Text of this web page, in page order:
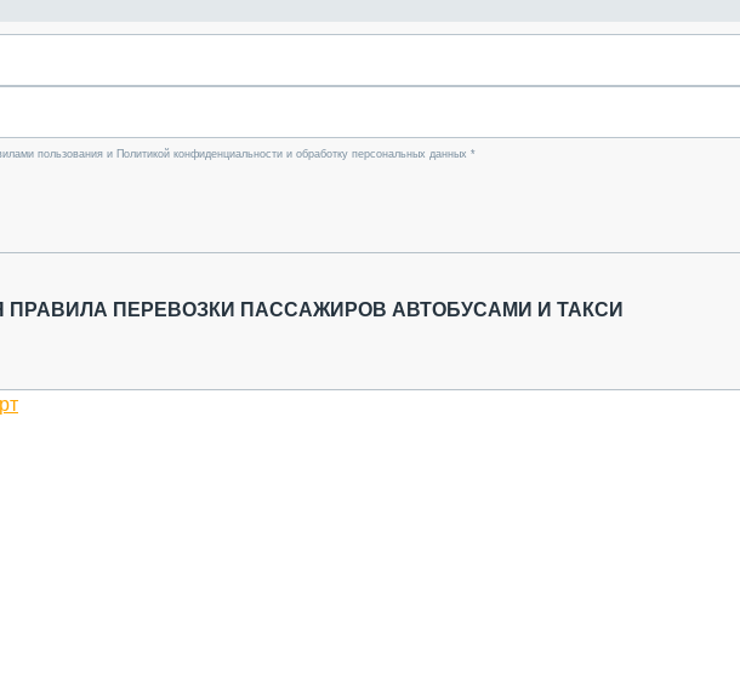
пользования и Политикой конфиденциальности и обработку персональных данных *
ПРАВИЛА ПЕРЕВОЗКИ ПАССАЖИРОВ АВТОБУСАМИ И ТАКСИ